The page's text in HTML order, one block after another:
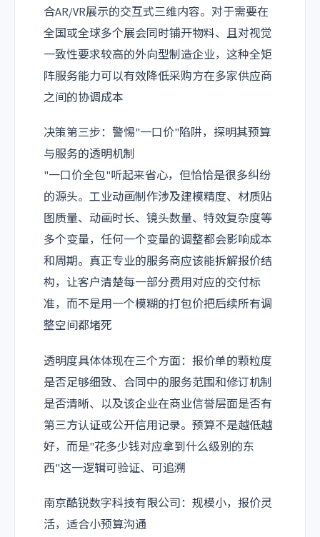
合AR/VR展示的交互式三维内容。对于需要在
全国或全球多个展会同时铺开物料、且对视觉
一致性要求较高的外向型制造企业，这种全矩
阵服务能力可以有效降低采购方在多家供应商
之间的协调成本
决策第三步：警惕"一口价"陷阱，探明其预算
与服务的透明机制
"一口价全包"听起来省心，但恰恰是很多纠纷
的源头。工业动画制作涉及建模精度、材质贴
图质量、动画时长、镜头数量、特效复杂度等
多个变量，任何一个变量的调整都会影响成本
和周期。真正专业的服务商应该能拆解报价结
构，让客户清楚每一部分费用对应的交付标
准，而不是用一个模糊的打包价把后续所有调
整空间都堵死
透明度具体体现在三个方面：报价单的颗粒度
是否足够细致、合同中的服务范围和修订机制
是否清晰、以及该企业在商业信誉层面是否有
第三方认证或公开信用记录。预算不是越低越
好，而是"花多少钱对应拿到什么级别的东
西"这一逻辑可验证、可追溯
南京酷锐数字科技有限公司：规模小，报价灵
活，适合小预算沟通